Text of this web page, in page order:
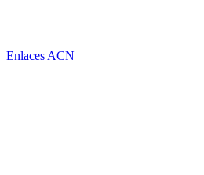
Enlaces ACN